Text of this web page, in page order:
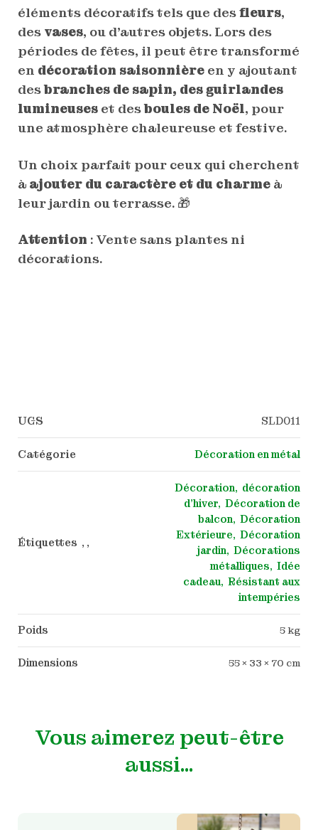
éléments décoratifs tels que desfleurs,
des vases, ou d’autres objets. Lors des
périodes de fêtes, il peut être transformé
en décoration saisonnièreen y ajoutant
desbranches de sapin, des guirlandes
lumineuseset desboules de Noël, pour
une atmosphère chaleureuse et festive.
Un choix parfait pour ceux qui cherchent
à ajouter du caractère et du charmeà
leur jardin ou terrasse. 🎁
Attention : Vente sans plantes ni
décorations.
UGS SLD011
Catégorie Décoration en métal
Étiquettes , ,
Décoration
décoration
d'hiver Décoration de
balcon Décoration
Extérieure
Décoration
jardin Décorations
métalliques
Idée
cadeau Résistant aux
intempéries
Poids 5 kg
Dimensions 55 × 33 × 70 cm
Vous aimerez peut-être
aussi…